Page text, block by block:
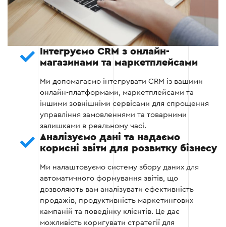
Етап 3
Етап 4 — Тестування системи
Цей етап передбачає перевірку працездатності
системи в реальних умовах, щоб переконатися
у правильності налаштувань та інтеграцій.
Запуск тестових замовлень для перевірки
повного циклу роботи.
Виявлення можливих помилок або недоліків
у функціонуванні.
Інтегруємо CRM з онлайн-
магазинами та маркетплейсами
Ми допомагаємо інтегрувати CRM із вашими
онлайн-платформами, маркетплейсами та
іншими зовнішніми сервісами для спрощення
управління замовленнями та товарними
залишками в реальному часі.
Аналізуємо дані та надаємо
корисні звіти для розвитку бізнесу
Ми налаштовуємо систему збору даних для
автоматичного формування звітів, що
дозволяють вам аналізувати ефективність
продажів, продуктивність маркетингових
кампаній та поведінку клієнтів. Це дає
можливість коригувати стратегії для